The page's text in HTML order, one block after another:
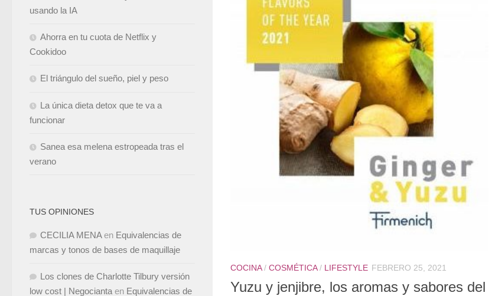
COCINA/ COSMÉTICA/ LIFESTYLE FEBRERO 25, 2021
Yuzu y jenjibre, los aromas y sabores del
usando la IA
Ahorra en tu cuota de Netflix y
Cookidoo
El triángulo del sueño, piel y peso
La única dieta detox que te va a
funcionar
Sanea esa melena estropeada tras el
verano
TUS OPINIONES
CECILIA MENAen Equivalencias de
marcas y tonos de bases de maquillaje
Los clones de Charlotte Tilbury versión
low cost | Negocianta en Equivalencias de